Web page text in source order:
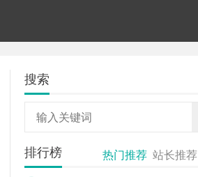
搜索
排行榜 热门推荐 站长推荐